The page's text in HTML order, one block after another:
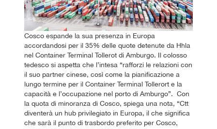
Cosco espande la sua presenza in Europa
accordandosi per il 35% delle quote detenute da Hhla
nel Container Terminal Tollerot di Amburgo. Il colosso
tedesco si aspetta che l’intesa “rafforzi le relazioni con
il suo partner cinese, così come la pianificazione a
lungo termine per il Container Terminal Tollerort e la
capacità e l’occupazione nel porto di Amburgo”. Con
la quota di minoranza di Cosco, spiega una nota, “Ctt
diventerà un hub privilegiato in Europa, il che significa
che sarà il punto di trasbordo preferito per Cosco,